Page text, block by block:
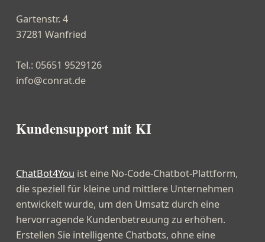
Gartenstr. 4
37281 Wanfried
Tel.: 05651 9529126
info@conrat.de
Kundensupport mit KI
ChatBot4You ist eine No-Code-Chatbot-Plattform,
die speziell für kleine und mittlere Unternehmen
entwickelt wurde, um den Umsatz durch eine
hervorragende Kundenbetreuung zu erhöhen.
Erstellen Sie intelligente Chatbots, ohne eine